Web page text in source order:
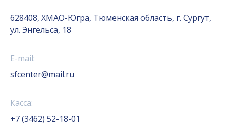
628408, ХМАО-Югра, Тюменская область, г. Сургут,
ул. Энгельса, 18
E-mail:
sfcenter@mail.ru
Касса:
+7 (3462) 52-18-01